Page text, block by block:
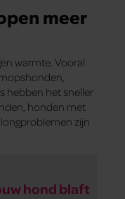
meer
warmte. Vooral
hebben het sneller
honden met
zijn
hond blaft